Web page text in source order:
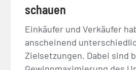
schauen
Einkäufer und Verkäufer
anscheinend
Zielsetzungen. Dabei sind